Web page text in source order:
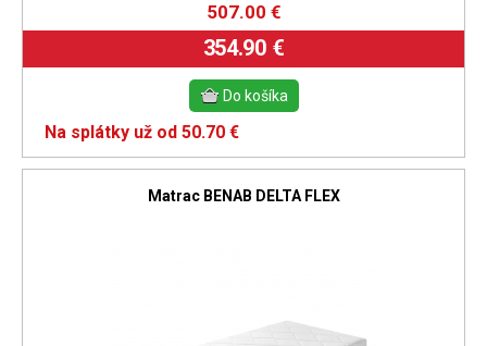
507.00 €
354.90 €
Na splátky už od 50.70 €
Matrac BENAB DELTA FLEX